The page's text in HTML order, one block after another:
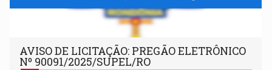
AVISO DE LICITAÇÃO: PREGÃO ELETRÔNICO
Nº 90091/2025/SUPEL/RO